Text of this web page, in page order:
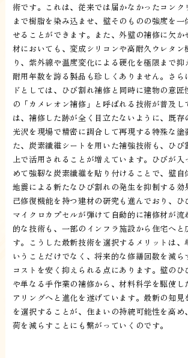
術です。これは、従来では届かなかったコンク
まで樹脂を染み込ませ、壁そのものの強度を一
せることができます。また、外壁の補修に欠か
材においても、変成シリコンや高耐久ウレタン
り、紫外線や温度変化による硬化を極限まで抑
耐用年数を誇る製品も珍しくありません。さら
ドとしては、ひび割れ補修と同時に建物の意匠
の「カメレオン補修」と呼ばれる技術が普及し
は、補修した跡が全く目立たないように、既存
光沢を現場で精密に調合して再現する特殊な塗
た、炭素繊維シートを用いた補強技術も、ひび
上で活用されることが増えています。ひびが入
めて強靭な炭素繊維を貼り付けることで、壁自
地震による新たなひび割れの発生を抑制する効
己修復機能を持つ建材の研究も進んでおり、ひ
マイクロカプセルが弾けて自動的に補修材が流
的な技術も、一部のインフラ施設から住宅へと
す。こうした最新技術を選択するメリットは、
いうことだけでなく、将来的な修繕回数を減
コストを安く抑えられる点にあります。壁の
や単なる手作業の補修から、材料科学を駆使し
アリングへと進化を遂げています。最新の知
を選択することが、住まいの持続可能性を高め
荷を減らすことにも繋がっていくのです。